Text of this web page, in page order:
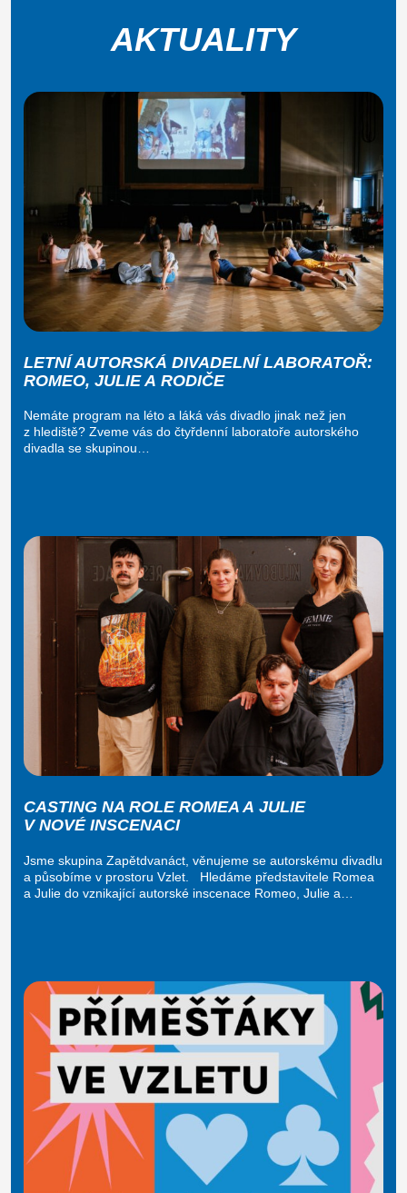
AKTUALITY
LETNÍ AUTORSKÁ DIVADELNÍ LABORATOŘ:
ROMEO, JULIE A RODIČE
Nemáte program na léto a láká vás divadlo jinak než jen
z hlediště? Zveme vás do čtyřdenní laboratoře autorského
divadla se skupinou…
CASTING NA ROLE ROMEA A JULIE
V NOVÉ INSCENACI
Jsme skupina Zapětdvanáct, věnujeme se autorskému divadlu
a působíme v prostoru Vzlet. Hledáme představitele Romea
a Julie do vznikající autorské inscenace Romeo, Julie a…